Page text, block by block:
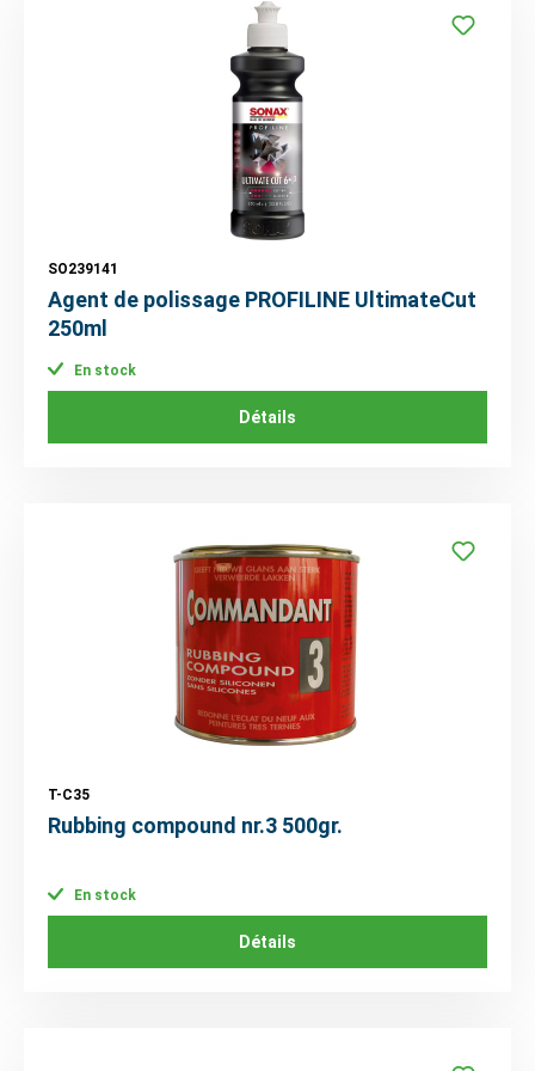
SO239141
Agent de polissage PROFILINE UltimateCut
250ml
En stock
Détails
T-C35
Rubbing compound nr.3 500gr.
En stock
Détails